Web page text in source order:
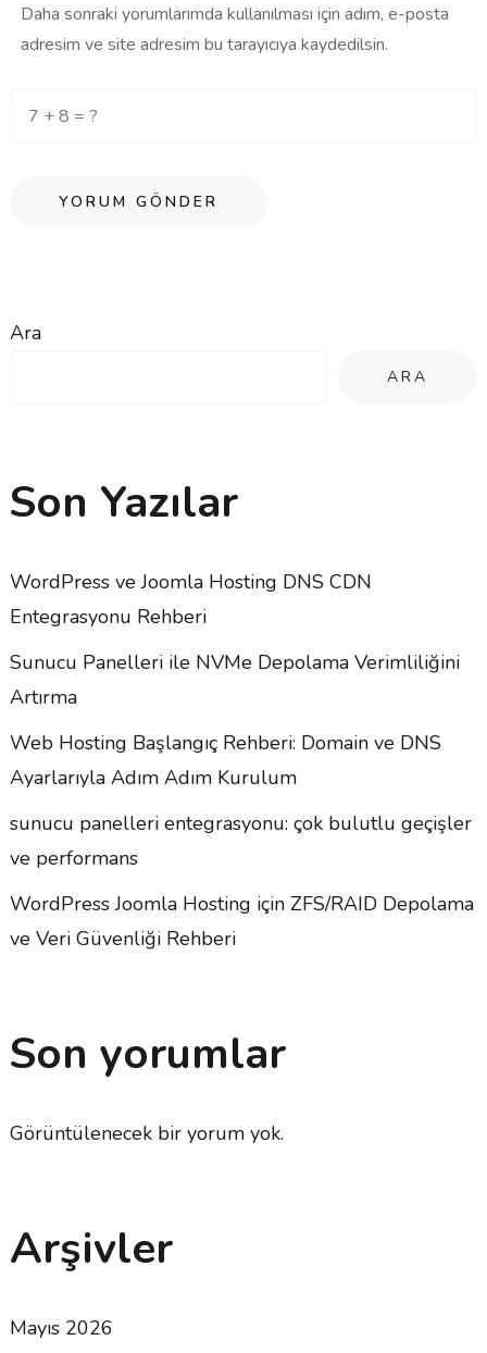
Daha sonraki yorumlarımda kullanılması için adım, e-posta
adresim ve site adresim bu tarayıcıya kaydedilsin.
Ara
ARA
Son Yazılar
WordPress ve Joomla Hosting DNS CDN
Entegrasyonu Rehberi
Sunucu Panelleri ile NVMe Depolama Verimliliğini
Artırma
Web Hosting Başlangıç Rehberi: Domain ve DNS
Ayarlarıyla Adım Adım Kurulum
sunucu panelleri entegrasyonu: çok bulutlu geçişler
ve performans
WordPress Joomla Hosting için ZFS/RAID Depolama
ve Veri Güvenliği Rehberi
Son yorumlar
Görüntülenecek bir yorum yok.
Arşivler
Mayıs 2026